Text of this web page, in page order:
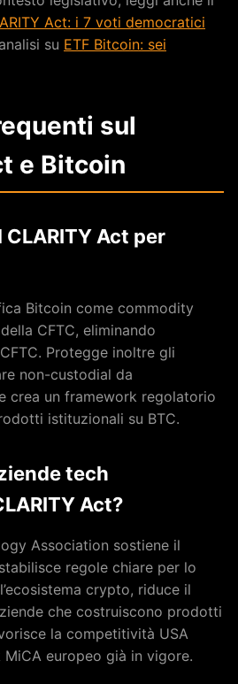
Act: i 7 voti democratici
su ETF Bitcoin: sei
sul
e Bitcoin
Act per
Bitcoin come commodity
CFTC, eliminando
Protegge inoltre gli
non-custodial da
crea un framework regolatorio
istituzionali su BTC.
tech
Act?
Association sostiene il
regole chiare per lo
crypto, riduce il
che costruiscono prodotti
la competitività USA
europeo già in vigore.